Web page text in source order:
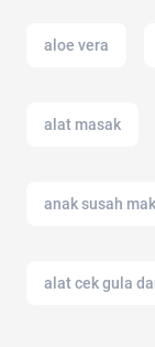
aloe vera
alat masak
anak susah
alat cek gula